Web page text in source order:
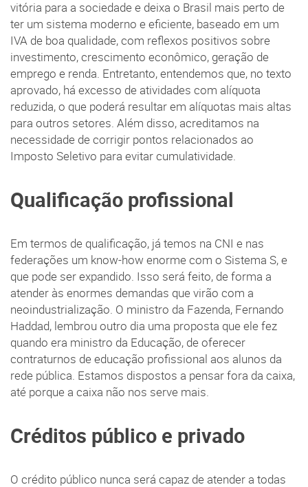
vitória para a sociedade e deixa o Brasil mais perto de
ter um sistema moderno e eficiente, baseado em um
IVA de boa qualidade, com reflexos positivos sobre
investimento, crescimento econômico, geração de
emprego e renda. Entretanto, entendemos que, no texto
aprovado, há excesso de atividades com alíquota
reduzida, o que poderá resultar em alíquotas mais altas
para outros setores. Além disso, acreditamos na
necessidade de corrigir pontos relacionados ao
Imposto Seletivo para evitar cumulatividade.
Qualificação profissional
Em termos de qualificação, já temos na CNI e nas
federações um know-how enorme com o Sistema S, e
que pode ser expandido. Isso será feito, de forma a
atender às enormes demandas que virão com a
neoindustrialização. O ministro da Fazenda, Fernando
Haddad, lembrou outro dia uma proposta que ele fez
quando era ministro da Educação, de oferecer
contraturnos de educação profissional aos alunos da
rede pública. Estamos dispostos a pensar fora da caixa,
até porque a caixa não nos serve mais.
Créditos público e privado
O crédito público nunca será capaz de atender a todas